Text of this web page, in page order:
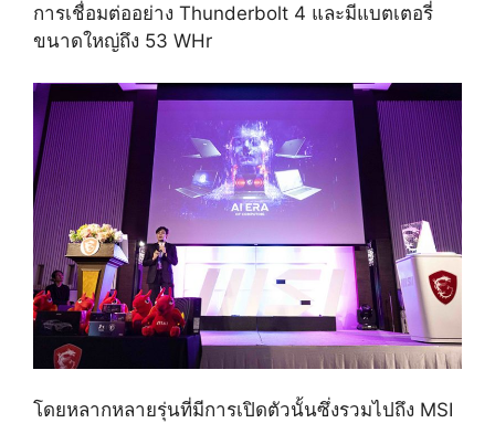
การเชื่อมต่ออย่าง Thunderbolt 4 และมีแบตเตอรี่
ขนาดใหญ่ถึง 53 WHr
โดยหลากหลายรุ่นที่มีการเปิดตัวนั้นซึ่งรวมไปถึง MSI